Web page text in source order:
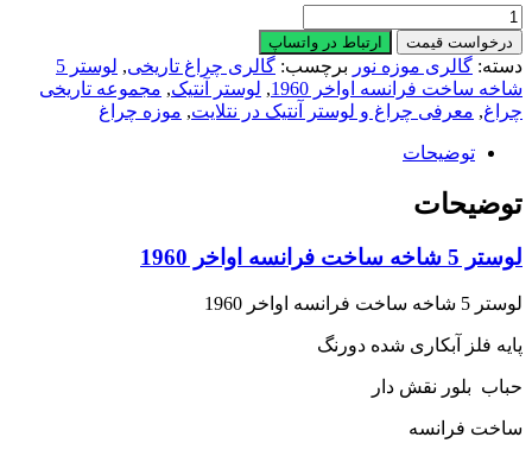
لوستر
5
شاخه
ساخت
فرانسه
اواخر
1960
درخواست قیمت ارتباط در واتساپ
دسته: گالری موزه نور برچسب: گالری چراغ تاریخی,
لوستر 5
شاخه ساخت فرانسه اواخر 1960
, لوستر آنتیک, مجموعه تاریخی
چراغ, معرفی چراغ و لوستر آنتیک در نتلایت, موزه چراغ
توضیحات
توضیحات
لوستر 5 شاخه ساخت فرانسه اواخر 1960
لوستر 5 شاخه ساخت فرانسه اواخر 1960
پایه فلز آبکاری شده دورنگ
حباب بلور نقش دار
ساخت فرانسه